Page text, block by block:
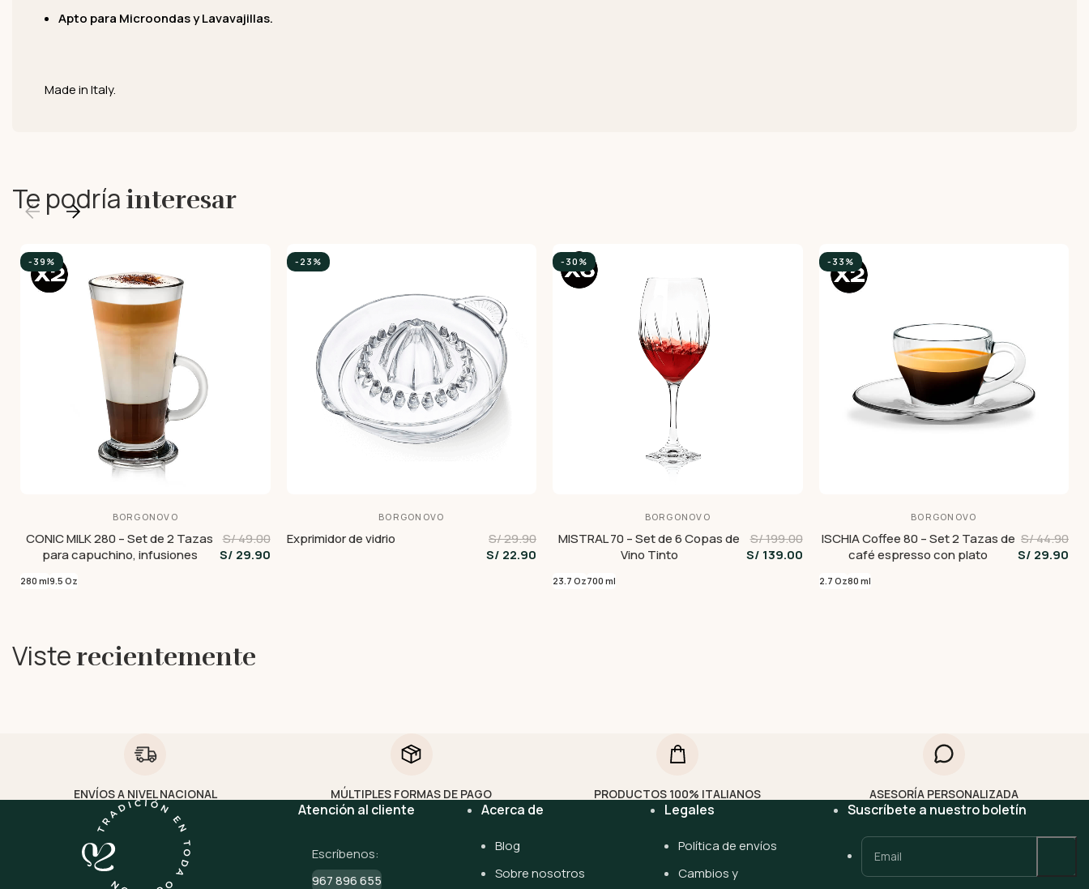
Apto para Microondas y Lavavajillas.
Made in Italy.
Te podríainteresar
-39%
BORGONOVO
CONIC MILK 280 – Set de 2 Tazas
para capuchino, infusiones
S/ 49.00
S/ 29.90
280 ml9.5 Oz
-23%
BORGONOVO
Exprimidor de vidrio
S/ 29.90
S/ 22.90
-30%
BORGONOVO
MISTRAL 70 – Set de 6 Copas de
Vino Tinto
S/ 199.00
S/ 139.00
23.7 Oz700 ml
-33%
BORGONOVO
ISCHIA Coffee 80 – Set 2 Tazas de
café espresso con plato
S/ 44.90
S/ 29.90
2.7 Oz80 ml
Visterecientemente
ENVÍOS A NIVEL NACIONAL MÚLTIPLES FORMAS DE PAGO PRODUCTOS 100% ITALIANOS ASESORÍA PERSONALIZADA
Atención al cliente
Escríbenos:
967 896 655
Acerca de
Blog
Sobre nosotros
Legales
Política de envíos
Cambios y
Suscríbete a nuestro boletín